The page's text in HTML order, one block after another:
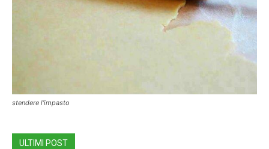
stendere l’impasto
ULTIMI POST